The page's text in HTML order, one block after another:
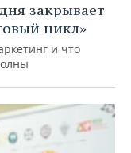
закрывает
цикл»
и что